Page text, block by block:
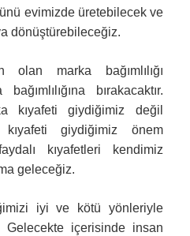
evimizde üretebilecek ve
dönüştürebileceğiz.
olan marka bağımlılığı
bırakacaktır.
kıyafeti giydiğimiz değil
giydiğimiz önem
kıyafetleri kendimiz
geleceğiz.
iyi ve kötü yönleriyle
Gelecekte içerisinde insan